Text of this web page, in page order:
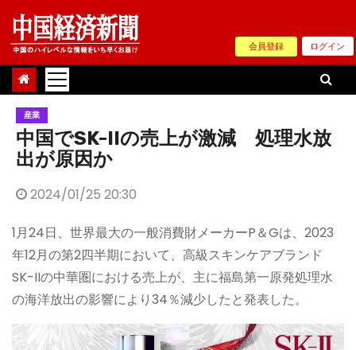
Skip
content
会員登録 ログイン
産業
中国でSK-IIの売上が激減 処理水放
出が原因か
2024/01/25 20:30
1月24日、世界最大の一般消費財メーカーP＆Gは、2023
年12月の第2四半期において、高級スキンケアブランド
SK-IIの中華圏における売上が、主に福島第一原発処理水
の海洋放出の影響により34％減少したと発表した。